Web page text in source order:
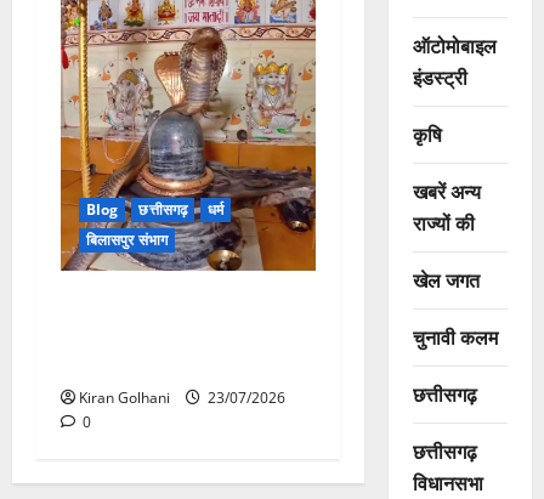
Blog छत्तीसगढ़
धर्म
बिलासपुर संभाग
Kiran Golhani
23/07/2026
0
ऑटोमोबाइल
इंडस्ट्री
कृषि
खबरें अन्य
राज्यों की
खेल जगत
चुनावी कलम
छत्तीसगढ़
छत्तीसगढ़
विधानसभा